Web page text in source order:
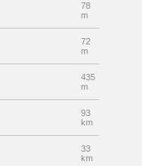
78
m
72
m
435
m
93
km
33
km